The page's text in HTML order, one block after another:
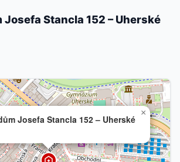
Stancla 152 – Uherské
Josefa Stancla 152 – Uherské
×